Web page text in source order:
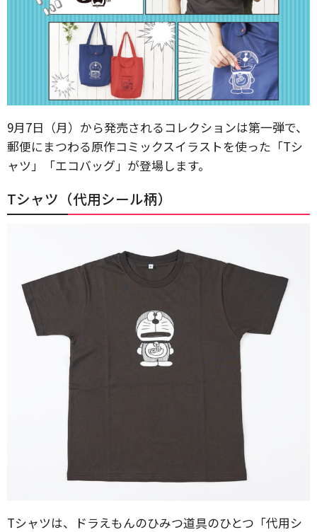
9月7日（月）から発売されるコレクションは第一弾で、
郵便にまつわる原作コミックスイラストを使った「Tシ
ャツ」「エコバッグ」が登場します。
Tシャツ（代用シール柄）
Tシャツは、ドラえもんのひみつ道具のひとつ「代用シ